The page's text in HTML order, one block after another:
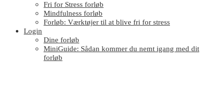
Fri for Stress forløb
Mindfulness forløb
Forløb: Værktøjer til at blive fri for stress
Login
Dine forløb
MiniGuide: Sådan kommer du nemt igang med dit
forløb